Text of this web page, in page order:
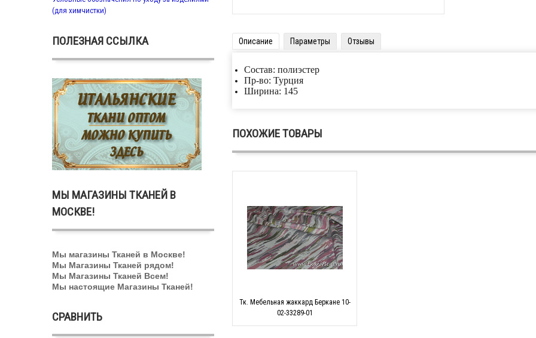
(для химчистки)
ПОЛЕЗНАЯ ССЫЛКА
МЫ МАГАЗИНЫ ТКАНЕЙ В
МОСКВЕ!
Мы магазины Тканей в Москве!
Мы Магазины Тканей рядом!
Мы Магазины Тканей Всем!
Мы настоящие Магазины Тканей!
СРАВНИТЬ
Описание Параметры Отзывы
Состав: полиэстер
Пр-во: Турция
Ширина: 145
ПОХОЖИЕ ТОВАРЫ
Тк. Мебельная жаккард Беркане 10-
02-33289-01